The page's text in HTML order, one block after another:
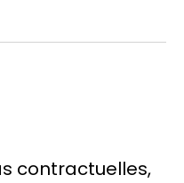
contractuelles,